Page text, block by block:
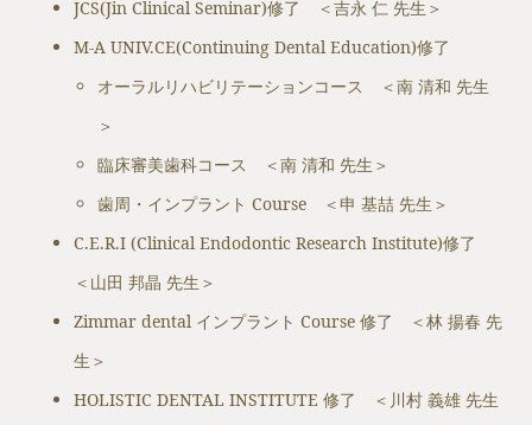
JCS(Jin Clinical Seminar)修了 ＜吉永 仁 先生＞
M-A UNIV.CE(Continuing Dental Education)修了
オーラルリハビリテーションコース ＜南 清和 先生
＞
臨床審美歯科コース ＜南 清和 先生＞
歯周・インプラント Course ＜申 基喆 先生＞
C.E.R.I (Clinical Endodontic Research Institute)修了
＜山田 邦晶 先生＞
Zimmar dental インプラント Course 修了 ＜林 揚春 先
生＞
HOLISTIC DENTAL INSTITUTE 修了 ＜川村 義雄 先生